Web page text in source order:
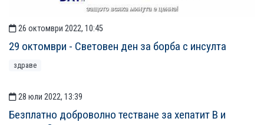
26 октомври 2022, 10:45
29 октомври - Световен ден за борба с инсулта
здраве
28 юли 2022, 13:39
Безплатно доброволно тестване за хепатит В и